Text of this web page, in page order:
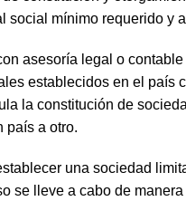
social mínimo requerido y
asesoría legal o
establecidos en el país
la constitución de
país a otro.
una sociedad
se lleve a cabo de